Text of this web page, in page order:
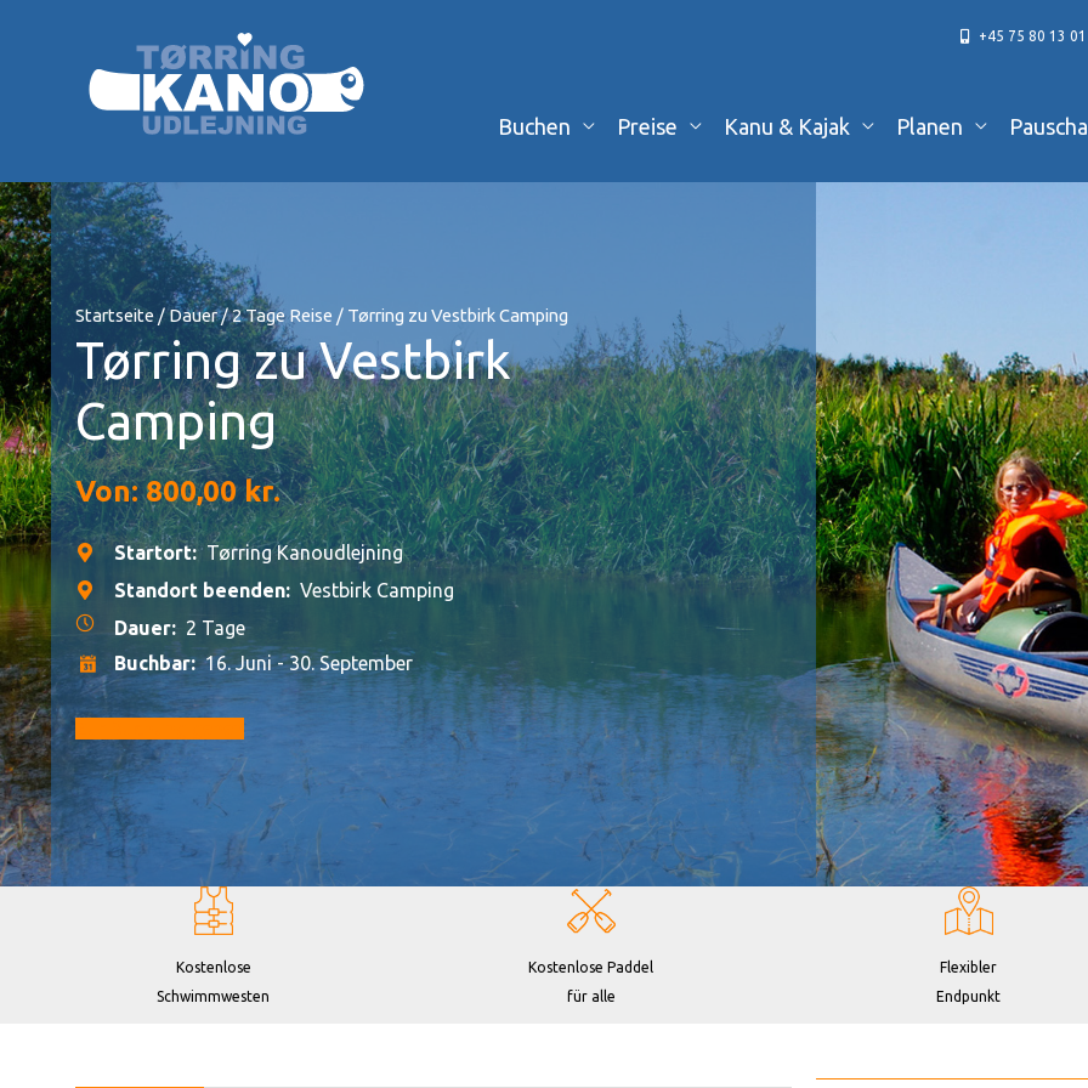
+45 75 80 13 01
Buchen Preise Kanu & Kajak Planen
Startseite /Dauer/2 Tage Reise / Tørring zu Vestbirk Camping
Tørring zu Vestbirk
Camping
Von:800,00kr.
Startort: Tørring Kanoudlejning
Standort beenden: Vestbirk Camping
Dauer: 2 Tage
Buchbar: 16. Juni - 30. September
Kostenlose
Schwimmwesten
Kostenlose Paddel
für alle
Flexibler
Endpunkt